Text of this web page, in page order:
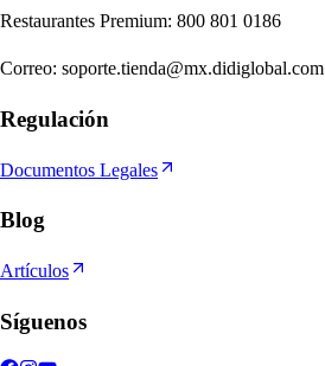
Restaurantes Premium: 800 801 0186
Correo: soporte.tienda@mx.didiglobal.com
Regulación
Documentos Legales
Blog
Artículos
Síguenos